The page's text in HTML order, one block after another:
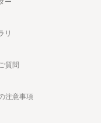
リ
質問
注意事項